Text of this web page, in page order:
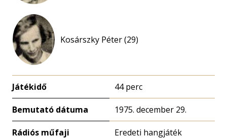
Kosárszky Péter (29)
Játékidő 44 perc
Bemutató dátuma 1975. december 29.
Rádiós műfaji
Eredeti hangjáték